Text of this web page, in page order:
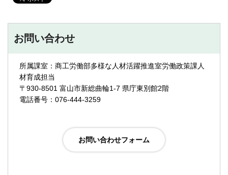
お問い合わせ
所属課室：商工労働部多様な人材活躍推進室労働政策課人
材育成担当
〒930-8501 富山市新総曲輪1-7 県庁東別館2階
電話番号：076-444-3259